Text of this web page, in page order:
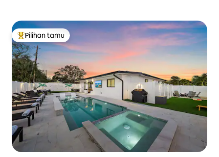
Pilihan tamu terpopuler
Pilihan tamu